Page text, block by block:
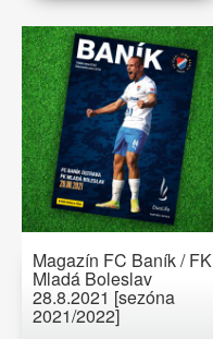
Magazín FC Baník / FK
Mladá Boleslav
28.8.2021 [sezóna
2021/2022]